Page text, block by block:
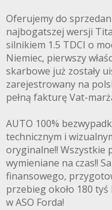
Oferujemy do
najbogatszej wersji
silnikiem 1.5 TDCI o
Niemiec, pierwszy
skarbowe już zostały
zarejestrowany na
pełną fakturę Vat-
AUTO 100%
technicznym i
oryginalne!! Wszystkie
wymieniane na czas!!
finansowego,
przebieg około 180
w ASO Forda!